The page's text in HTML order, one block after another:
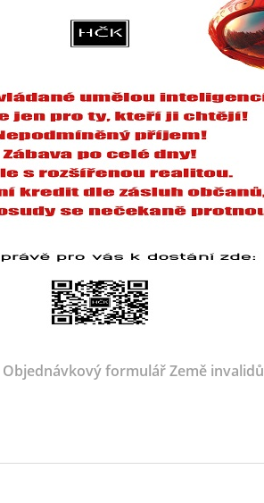
Objednávkový formulář Země invalidů